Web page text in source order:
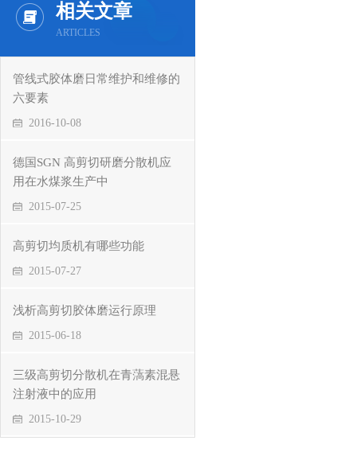
相关文章
ARTICLES
管线式胶体磨日常维护和维修的
六要素
2016-10-08
德国SGN 高剪切研磨分散机应
用在水煤浆生产中
2015-07-25
高剪切均质机有哪些功能
2015-07-27
浅析高剪切胶体磨运行原理
2015-06-18
三级高剪切分散机在青薃素混悬
注射液中的应用
2015-10-29